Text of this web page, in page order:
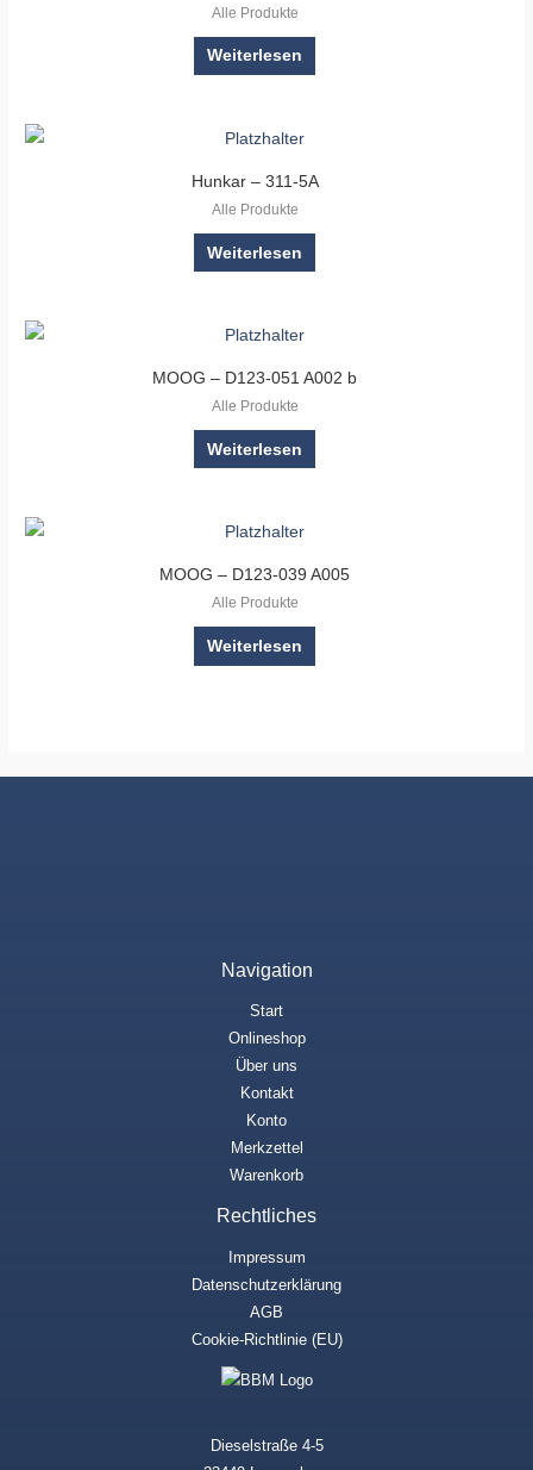
Alle Produkte
Weiterlesen
Hunkar – 311-5A
Alle Produkte
Weiterlesen
MOOG – D123-051 A002 b
Alle Produkte
Weiterlesen
MOOG – D123-039 A005
Alle Produkte
Weiterlesen
Navigation
Start
Onlineshop
Über uns
Kontakt
Konto
Merkzettel
Warenkorb
Rechtliches
Impressum
Datenschutzerklärung
AGB
Cookie-Richtlinie (EU)
Dieselstraße 4-5